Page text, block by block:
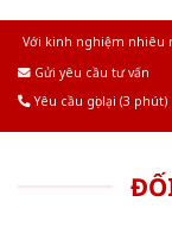
Với kinh nghiệm nhiêu
Gửi yêu cầu tư vấn
Yêu cầu gọi lại (3 phút)